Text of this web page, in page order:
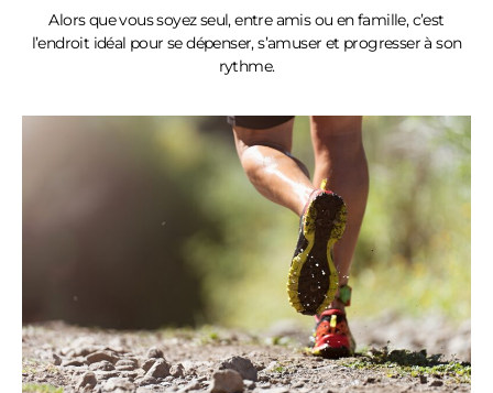
Alors que vous soyez seul, entre amis ou en famille, c’est
l’endroit idéal pour se dépenser, s’amuser et progresser à son
rythme.